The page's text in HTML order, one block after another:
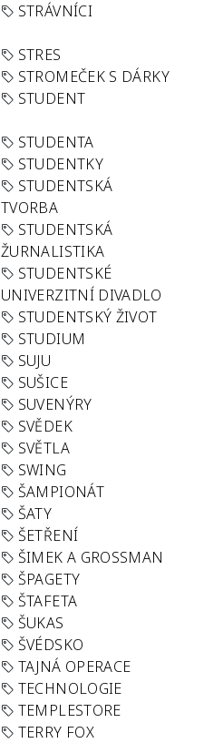
STRÁVNÍCI
STRES
STROMEČEK S DÁRKY
STUDENT
STUDENTA
STUDENTKY
STUDENTSKÁ
TVORBA
STUDENTSKÁ
ŽURNALISTIKA
STUDENTSKÉ
UNIVERZITNÍ DIVADLO
STUDENTSKÝ ŽIVOT
STUDIUM
SUJU
SUŠICE
SUVENÝRY
SVĚDEK
SVĚTLA
SWING
ŠAMPIONÁT
ŠATY
ŠETŘENÍ
ŠIMEK A GROSSMAN
ŠPAGETY
ŠTAFETA
ŠUKAS
ŠVÉDSKO
TAJNÁ OPERACE
TECHNOLOGIE
TEMPLESTORE
TERRY FOX